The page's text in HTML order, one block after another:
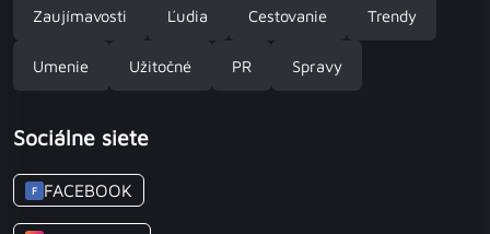
Zaujímavosti Ľudia Cestovanie Trendy
Umenie Užitočné PR Spravy
Sociálne siete
F FACEBOOK